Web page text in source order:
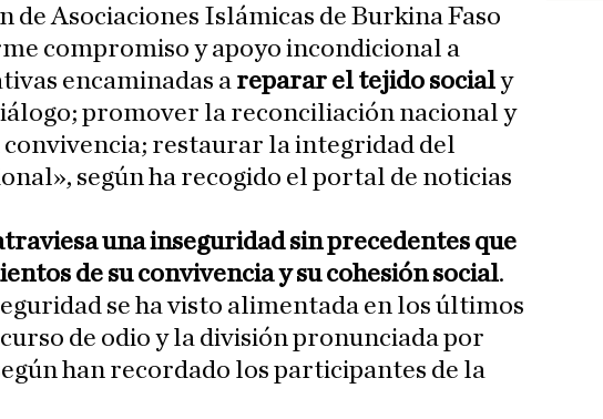
de Asociaciones Islámicas de Burkina Faso
compromiso y apoyo incondicional a
encaminadas a reparar el tejido socialy
promover la reconciliación nacional y
restaurar la integridad del
según ha recogido el portal de noticias
una inseguridad sin precedentes que
de su convivencia y su cohesión social.
se ha visto alimentada en los últimos
de odio y la división pronunciada por
han recordado los participantes de la